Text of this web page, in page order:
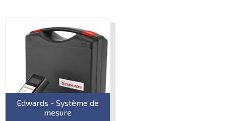
Edwards - Système de
mesure